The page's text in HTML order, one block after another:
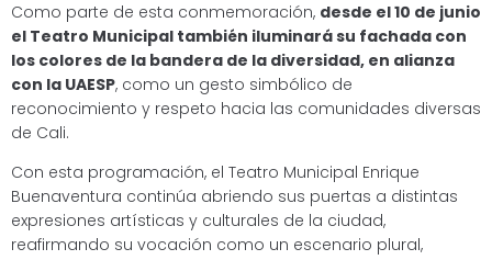
Como parte de esta conmemoración, desde el 10 de junio
el Teatro Municipal también iluminará su fachada con
los colores de la bandera de la diversidad, en alianza
con la UAESP, como un gesto simbólico de
reconocimiento y respeto hacia las comunidades diversas
de Cali.
Con esta programación, el Teatro Municipal Enrique
Buenaventura continúa abriendo sus puertas a distintas
expresiones artísticas y culturales de la ciudad,
reafirmando su vocación como un escenario plural,